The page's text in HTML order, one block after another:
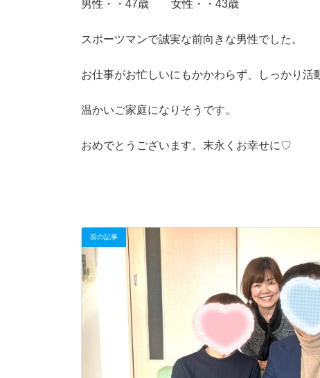
男性・・47歳 女性・・43歳
スポーツマンで誠実な前向きな男性でした。
お仕事がお忙しいにもかかわらず、しっかり活
温かいご家庭になりそうです。
おめでとうございます。末永くお幸せに♡
前の記事